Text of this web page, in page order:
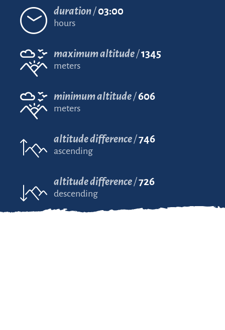
duration 03:00
hours
maximum altitude 1345
meters
minimum altitude 606
meters
altitude difference 746
ascending
altitude difference 726
descending